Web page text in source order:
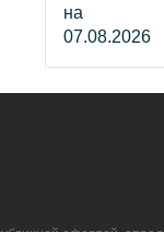
на
07.08.2026